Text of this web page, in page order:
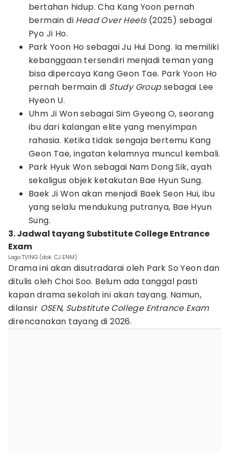
bertahan hidup. Cha Kang Yoon pernah
bermain di Head Over Heels(2025) sebagai
Pyo Ji Ho.
Park Yoon Ho sebagai Ju Hui Dong. Ia memiliki
kebanggaan tersendiri menjadi teman yang
bisa dipercaya Kang Geon Tae. Park Yoon Ho
pernah bermain di Study Groupsebagai Lee
Hyeon U.
Uhm Ji Won sebagai Sim Gyeong O, seorang
ibu dari kalangan elite yang menyimpan
rahasia. Ketika tidak sengaja bertemu Kang
Geon Tae, ingatan kelamnya muncul kembali.
Park Hyuk Won sebagai Nam Dong Sik, ayah
sekaligus objek ketakutan Bae Hyun Sung.
Baek Ji Won akan menjadi Baek Seon Hui, ibu
yang selalu mendukung putranya, Bae Hyun
Sung.
‎3. Jadwal tayang Substitute College Entrance
Exam
Logo TVING (dok. CJ ENM)
Drama ini akan disutradarai oleh Park So Yeon dan
ditulis oleh Choi Soo. Belum ada tanggal pasti
kapan drama sekolah ini akan tayang. Namun,
dilansir OSEN, Substitute College Entrance Exam
direncanakan tayang di 2026.